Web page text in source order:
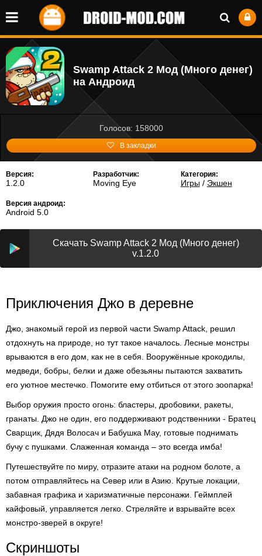
Swamp Attack 2 Мод (Много денег)
на Андроид
Голосов: 158000
В закладки
Версия:
1.2.0
Разработчик:
Moving Eye
Категория:
Игры/ Экшен
Версия андроид:
Android 5.0
Скачать Swamp Attack 2 Мод (Много денег)
v.1.2.0
Приключения Джо в деревне
Джо, знакомый герой из первой части Swamp Attack, решил
отдохнуть на природе, но тут такое началось. Лесные монстры
врываются в его дом, как не в себя. Вооружённые крокодилы,
медведи, бобры, белки и даже обезьяны пытаются захватить
его уютное местечко. Помогите ему отбиться от этого зоопарка!
Выбор оружия просто огонь: бластеры, дробовики, ракеты,
гранаты. Джо не один, его поддерживают родственники - Братец
Сварщик, Дядя Волосач и Бабушка Мау, готовые поднимать
бучу с пушками. Слаженная команда – это всегда имба!
Путешествуйте по миру, отразите атаки на родном болоте, а
потом отправляйтесь на Север или в Азию. Крутые локации,
забавная графика и харизматичные персонажи. Геймплей
кайфовый, управляется легко. Стреляйте и взрывайте всех
монстро-зверей в округе!
Скриншоты